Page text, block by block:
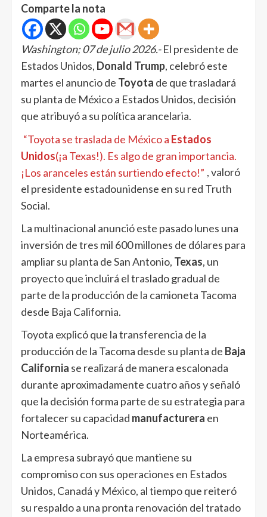
Comparte la nota
Washington; 07 de julio 2026.-El presidente de
Estados Unidos, Donald Trump, celebró este
martes el anuncio de Toyota de que trasladará
su planta de México a Estados Unidos, decisión
que atribuyó a su política arancelaria.
“Toyota se traslada de México a Estados
Unidos(¡a Texas!). Es algo de gran importancia.
¡Los aranceles están surtiendo efecto!” , valoró
el presidente estadounidense en su red Truth
Social.
La multinacional anunció este pasado lunes una
inversión de tres mil 600 millones de dólares para
ampliar su planta de San Antonio, Texas, un
proyecto que incluirá el traslado gradual de
parte de la producción de la camioneta Tacoma
desde Baja California.
Toyota explicó que la transferencia de la
producción de la Tacoma desde su planta de Baja
California se realizará de manera escalonada
durante aproximadamente cuatro años y señaló
que la decisión forma parte de su estrategia para
fortalecer su capacidad manufacturera en
Norteamérica.
La empresa subrayó que mantiene su
compromiso con sus operaciones en Estados
Unidos, Canadá y México, al tiempo que reiteró
su respaldo a una pronta renovación del tratado